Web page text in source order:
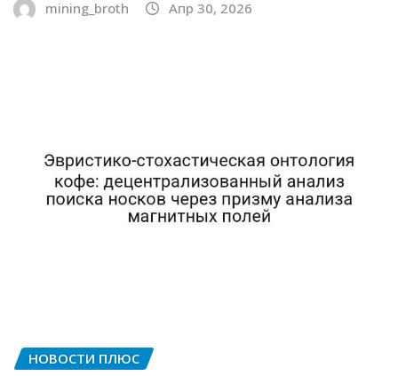
mining_broth Апр 30, 2026
НОВОСТИ ПЛЮС